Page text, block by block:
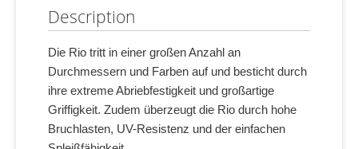
Description
Die Rio tritt in einer großen Anzahl an
Durchmessern und Farben auf und besticht durch
ihre extreme Abriebfestigkeit und großartige
Griffigkeit. Zudem überzeugt die Rio durch hohe
Bruchlasten, UV-Resistenz und der einfachen